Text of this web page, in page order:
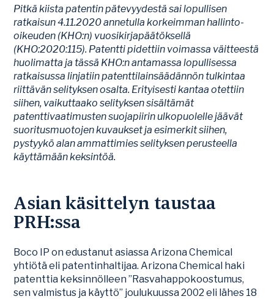
Pitkä kiista patentin pätevyydestä sai lopullisen
ratkaisun 4.11.2020 annetulla korkeimman hallinto-
oikeuden (KHO:n) vuosikirjapäätöksellä
(KHO:2020:115). Patentti pidettiin voimassa väitteestä
huolimatta ja tässä KHO:n antamassa lopullisessa
ratkaisussa linjatiin patenttilainsäädännön tulkintaa
riittävän selityksen osalta. Erityisesti kantaa otettiin
siihen, vaikuttaako selityksen sisältämät
patenttivaatimusten suojapiirin ulkopuolelle jäävät
suoritusmuotojen kuvaukset ja esimerkit siihen,
pystyykö alan ammattimies selityksen perusteella
käyttämään keksintöä.
Asian käsittelyn taustaa
PRH:ssa
Boco IP on edustanut asiassa Arizona Chemical
yhtiötä eli patentinhaltijaa. Arizona Chemical haki
patenttia keksinnölleen ”Rasvahappokoostumus,
sen valmistus ja käyttö” joulukuussa 2002 eli lähes 18